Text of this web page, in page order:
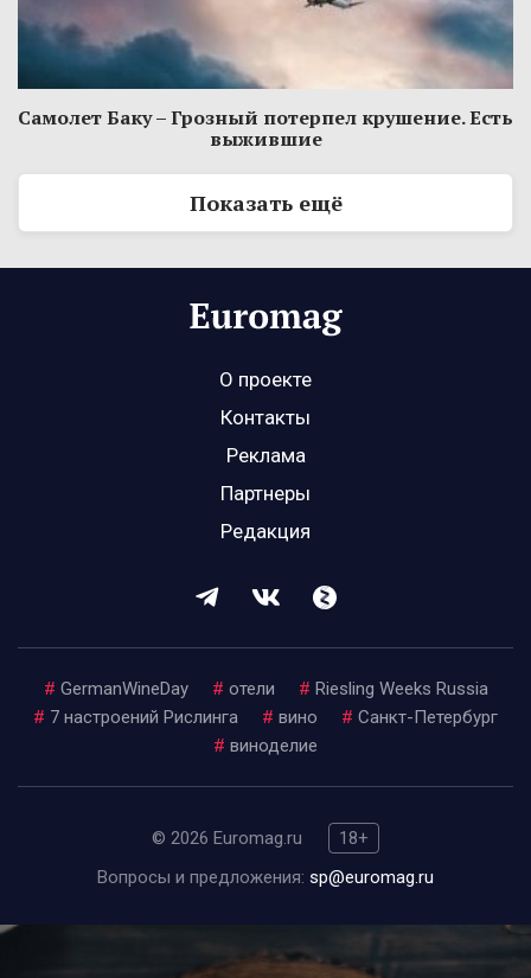
Самолет Баку – Грозный потерпел крушение. Есть
выжившие
Показать ещё
О проекте
Контакты
Реклама
Партнеры
Редакция
# GermanWineDay # отели # Riesling Weeks Russia
# 7 настроений Рислинга # вино # Санкт-Петербург
# виноделие
© 2026 Euromag.ru
18+
Вопросы и предложения: sp@euromag.ru